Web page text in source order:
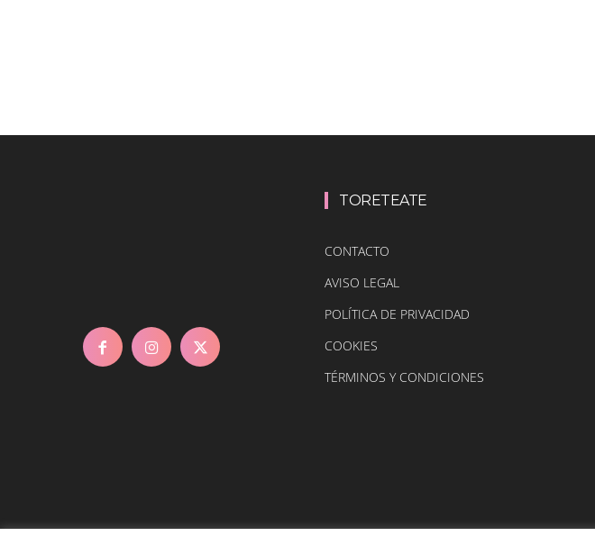
TORETEATE
CONTACTO
AVISO LEGAL
POLÍTICA DE PRIVACIDAD
COOKIES
TÉRMINOS Y CONDICIONES